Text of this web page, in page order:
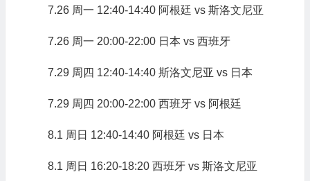
7.26 周一 12:40-14:40 阿根廷 vs 斯洛文尼亚
7.26 周一 20:00-22:00 日本 vs 西班牙
7.29 周四 12:40-14:40 斯洛文尼亚 vs 日本
7.29 周四 20:00-22:00 西班牙 vs 阿根廷
8.1 周日 12:40-14:40 阿根廷 vs 日本
8.1 周日 16:20-18:20 西班牙 vs 斯洛文尼亚